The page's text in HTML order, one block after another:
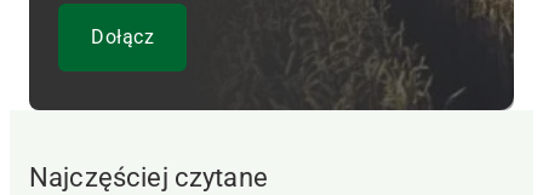
Najczęściej czytane